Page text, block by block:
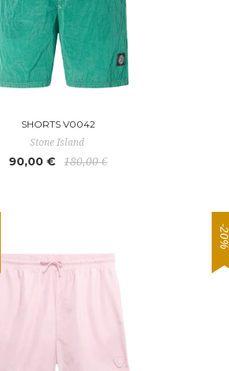
SHORTS V0042
Stone Island
90,00 € 180,00 €
-20%